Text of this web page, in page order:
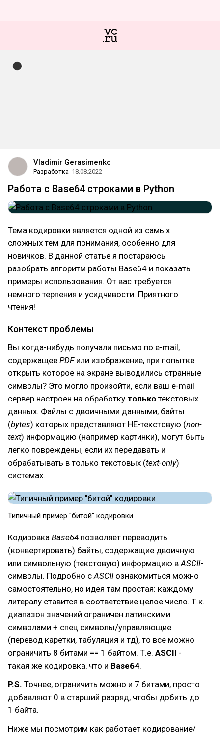
Vladimir Gerasimenko
Разработка 18.08.2022
Работа с Base64 строками в Python
Тема кодировки является одной из самых
сложных тем для понимания, особенно для
новичков. В данной статье я постараюсь
разобрать алгоритм работы Base64 и показать
примеры использования. От вас требуется
немного терпения и усидчивости. Приятного
чтения!
Контекст проблемы
Вы когда-нибудь получали письмо по e-mail,
содержащее PDFили изображение, при попытке
открыть которое на экране выводились странные
символы? Это могло произойти, если ваш e-mail
сервер настроен на обработку только текстовых
данных. Файлы с двоичными данными, байты
(bytes) которых представляют НЕ-текстовую (non-
text) информацию (например картинки), могут быть
легко повреждены, если их передавать и
обрабатывать в только текстовых (text-only)
системах.
Типичный пример "битой" кодировки
Кодировка Base64 позволяет переводить
(конвертировать) байты, содержащие двоичную
или символьную (текстовую) информацию вASCII-
символы. Подробно сASCIIознакомиться можно
самостоятельно, но идея там простая: каждому
литералу ставится в соответствие целое число. Т.к.
диапазон значений ограничен латинскими
символами + спец символы/управляющие
(перевод каретки, табуляция и тд), то все можно
ограничить 8 битами == 1 байтом. Т.е. ASCII -
такая же кодировка, что и Base64.
P.S. Точнее, ограничить можно и 7 битами, просто
добавляют 0 в старший разряд, чтобы добить до
1 байта.
Ниже мы посмотрим как работает кодирование/